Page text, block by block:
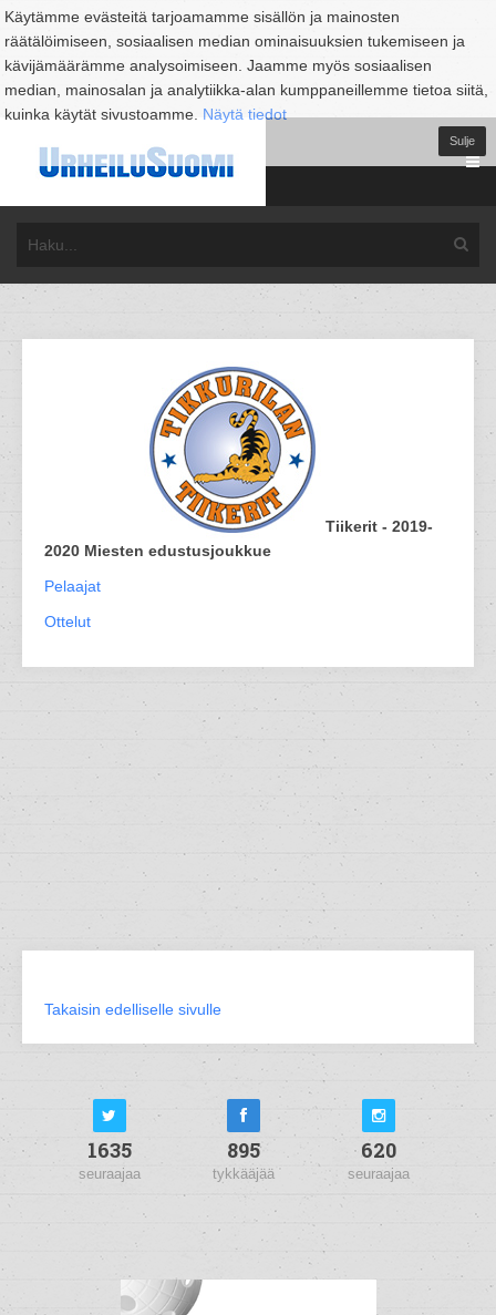
Käytämme evästeitä tarjoamamme sisällön ja mainosten
räätälöimiseen, sosiaalisen median ominaisuuksien tukemiseen ja
kävijämäärämme analysoimiseen. Jaamme myös sosiaalisen
median, mainosalan ja analytiikka-alan kumppaneillemme tietoa siitä,
kuinka käytät sivustoamme. Näytä tiedot
Sulje
Tiikerit - 2019-
2020 Miesten edustusjoukkue
Pelaajat
Ottelut
Takaisin edelliselle sivulle
1635
seuraajaa
895
tykkääjää
620
seuraajaa